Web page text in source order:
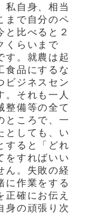
私自身、相当
まで自分のペ
と比べると２
くらいまで
す。就農は起
食品にするな
ビジネスセン
。それも一人
整備等の全て
ところで、一
としても、い
すると「どれ
をすればいい
ん。失敗の経
に作業をする
正確にお伝え
身の頑張り次